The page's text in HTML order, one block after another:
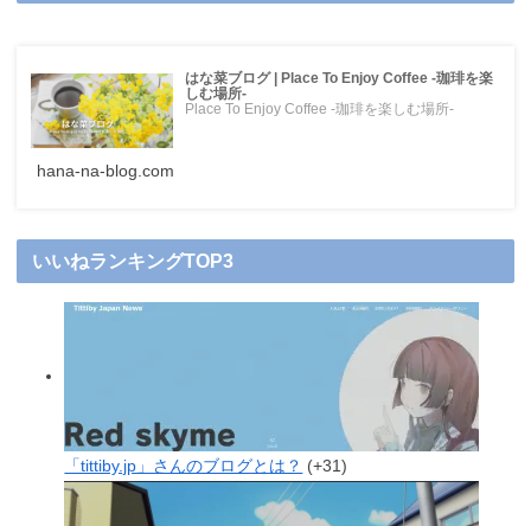
はな菜ブログ | Place To Enjoy Coffee -珈琲を楽
しむ場所-
Place To Enjoy Coffee -珈琲を楽しむ場所-
hana-na-blog.com
いいねランキングTOP3
「tittiby.jp」さんのブログとは？ +31